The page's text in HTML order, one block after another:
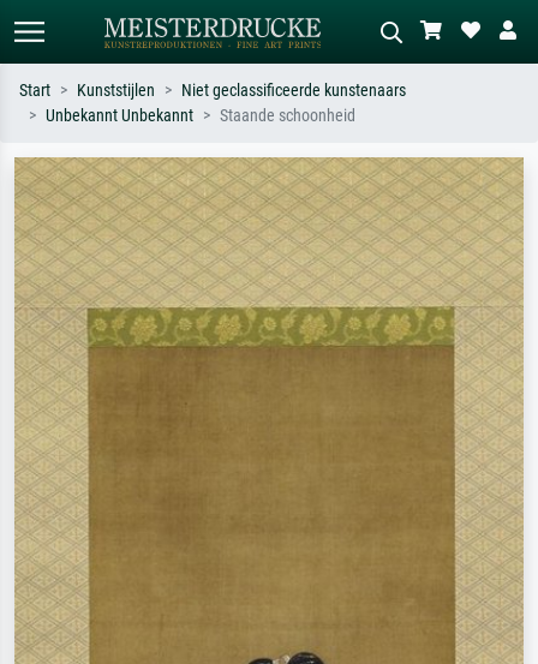
Zoek op kunstenaar, titel of stijl – bijv.
Monet, Sterrennacht, impressionisme,
Hokusai-golf, naakt.
Beschrijf de scène – bijv. groene
weide, abstract met veel rood, donker
olieverfschilderij, staand naakt naast
een boom.
Start Kunststijlen
Niet geclassificeerde kunstenaars
Unbekannt Unbekannt
Staande schoonheid